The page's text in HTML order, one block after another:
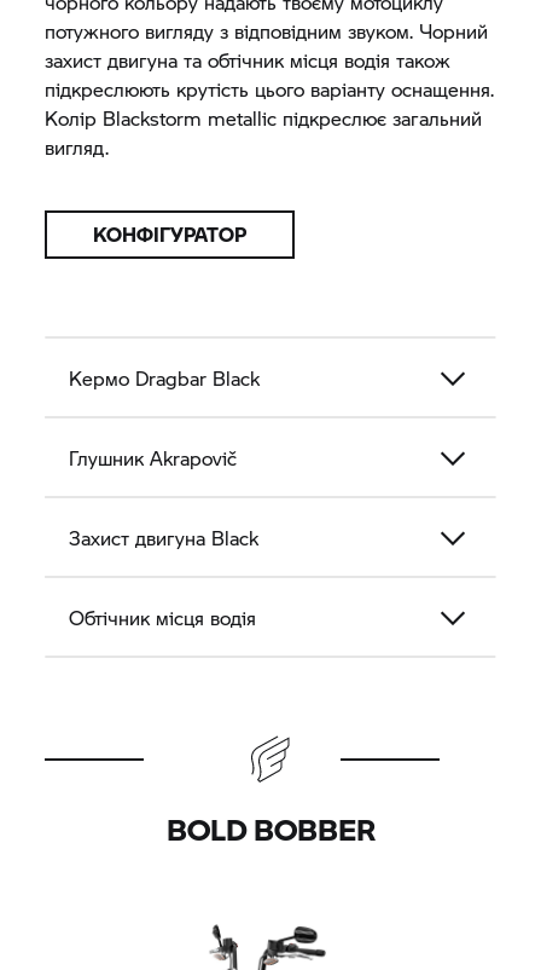
потужного вигляду з відповідним звуком. Чорний
захист двигуна та обтічник місця водія також
підкреслюють крутість цього варіанту оснащення.
Колір Blackstorm metallic підкреслює загальний
вигляд.
КОНФІГУРАТОР
Кермо Dragbar Black
Глушник Akrapovič
Захист двигуна Black
Обтічник місця водія
BOLD BOBBER